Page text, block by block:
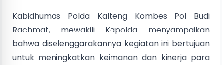
Kabidhumas Polda Kalteng Kombes Pol Budi
Rachmat, mewakili Kapolda menyampaikan
bahwa diselenggarakannya kegiatan ini bertujuan
untuk meningkatkan keimanan dan kinerja para